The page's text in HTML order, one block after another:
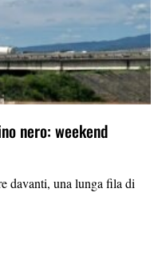
nero: weekend
una lunga fila di